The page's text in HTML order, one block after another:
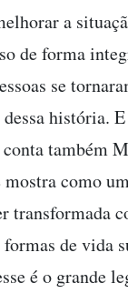
a
de forma
se
história.
também
mostra como
transformada
de vida
é o grande